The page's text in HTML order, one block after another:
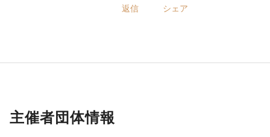
返信 シェア
主催者団体情報